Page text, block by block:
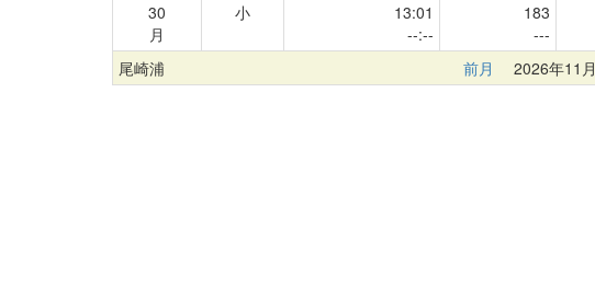
30
月
小
13:01
--:--
183
---
尾崎浦 前月 2026年11月